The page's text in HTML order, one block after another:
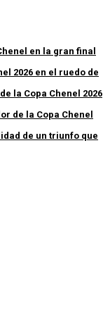
en la gran final
2026 en el ruedo de
la Copa Chenel 2026
de la Copa Chenel
de un triunfo que